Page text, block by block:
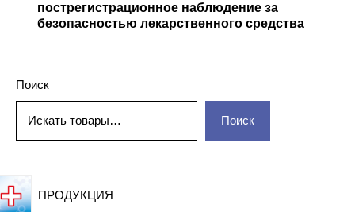
пострегистрационное наблюдение за
безопасностью лекарственного средства
Поиск
Поиск
ПРОДУКЦИЯ